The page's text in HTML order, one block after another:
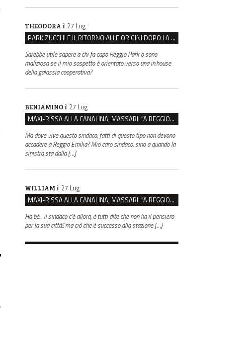
THEODORA il 27 Lug
PARK ZUCCHI E IL RITORNO ALLE ORIGINI DOPO LA DISAVVENTURA CON REGGIO EMILIA PARCHEGGI
Sarebbe utile sapere a chi fa capo Reggio Park o sono
maliziosa se il mio sospetto è orientato verso una in.house
della galassia cooperativa?
BENIAMINO il 27 Lug
MAXI-RISSA ALLA CANALINA, MASSARI: “A REGGIO FATTI COSÌ GRAVI NON DEVONO TROVARE SPAZIO”
Ma dove vive questo sindaco, fatti di questo tipo non devono
accadere a Reggio Emilia? Mio caro sindaco, sino a quando la
sinistra sta dalla […]
WILLIAM il 27 Lug
MAXI-RISSA ALLA CANALINA, MASSARI: “A REGGIO FATTI COSÌ GRAVI NON DEVONO TROVARE SPAZIO”
Ha bè... il sindaco c'è allora, è tutti dite che non ha il pensiero
per la sua città!! ma ciò che è successo alla stazione […]